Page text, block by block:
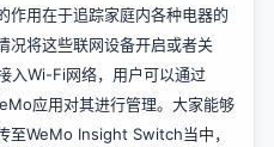
作用在于追踪家庭内各种电器的
况将这些联网设备开启或者关
入Wi-Fi网络，用户可以通过
应用对其进行管理。大家能够
至WeMo Insight Switch当中，